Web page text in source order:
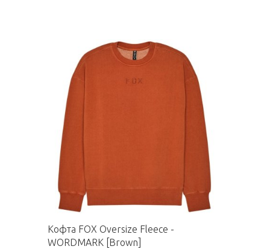
Кофта FOX Oversize Fleece -
WORDMARK [Brown]